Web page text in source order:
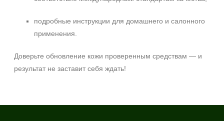
подробные инструкции для домашнего и салонного
применения.
Доверьте обновление кожи проверенным средствам — и
результат не заставит себя ждать!